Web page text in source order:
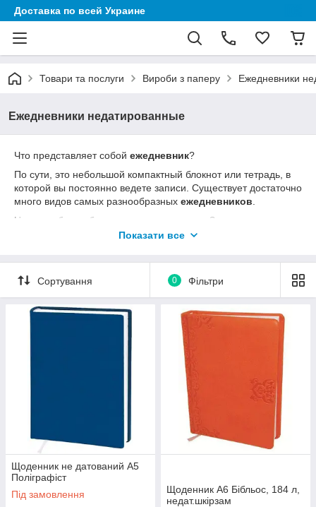
Доставка по всей Украине
Товари та послуги Вироби з паперу Ежедневники
Ежедневники недатированные
Что представляет собой ежедневник?
По сути, это небольшой компактный блокнот или тетрадь, в
которой вы постоянно ведете записи. Существует достаточно
много видов самых разнообразных ежедневников
Но подробнее об этом вы узнаете далее. Здесь стоит
отметить, что эффективность планирования вашего времени
благодаря правильному и регулярному ведению ваших
записей
Показати все
Сортування 0 Фільтри
Щоденник не датований А5
Поліграфіст
Під замовлення
Щоденник А6 Бібльос, 184 л,
недат.шкірзам